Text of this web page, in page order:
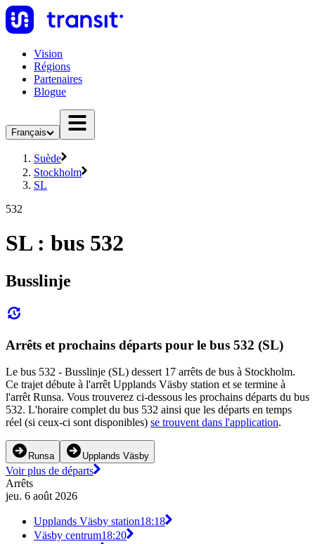
Vision
Régions
Partenaires
Blogue
Français
Suède
Stockholm
SL
532
SL : bus 532
Busslinje
Arrêts et prochains départs pour le bus 532 (SL)
Le bus 532 - Busslinje (SL) dessert 17 arrêts de bus à Stockholm.
Ce trajet débute à l'arrêt Upplands Väsby station et se termine à
l'arrêt Runsa. Vous trouverez ci-dessous les prochains départs du bus
532. L'horaire complet du bus 532 ainsi que les départs en temps
réel (si ceux-ci sont disponibles) se trouvent dans l'application.
Runsa Upplands Väsby
Voir plus de départs
Arrêts
jeu. 6 août 2026
Upplands Väsby station18:18
Väsby centrum18:20